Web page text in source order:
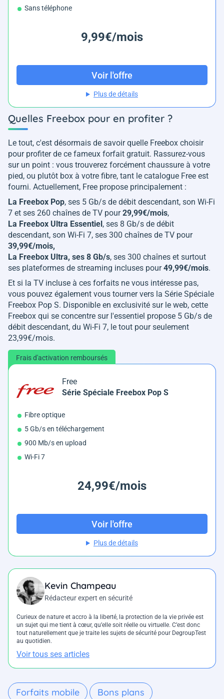
Sans téléphone
9,99€/mois
Voir l'offre
Plus de détails
Quelles Freebox pour en profiter ?
Le tout, c'est désormais de savoir quelle Freebox choisir
pour profiter de ce fameux forfait gratuit. Rassurez-vous
sur un point : vous trouverez forcément chaussure à votre
pied, ou plutôt box à votre fibre, tant le catalogue Free est
fourni. Actuellement, Free propose principalement :
La Freebox Pop, ses 5 Gb/s de débit descendant, son Wi-Fi
7 et ses 260 chaînes de TV pour29,99€/mois,
La Freebox Ultra Essentiel , ses 8 Gb/s de débit
descendant, son Wi-Fi 7, ses 300 chaînes de TV pour
39,99€/mois,
La Freebox Ultra, ses 8 Gb/s, ses 300 chaînes et surtout
ses plateformes de streaming incluses pour49,99€/mois.
Et si la TV incluse à ces forfaits ne vous intéresse pas,
vous pouvez également vous tourner vers la Série Spéciale
Freebox Pop S. Disponible en exclusivité sur le web, cette
Freebox qui se concentre sur l'essentiel propose 5 Gb/s de
débit descendant, du Wi-Fi 7, le tout pour seulement
23,99€/mois.
Frais d'activation remboursés
Free
Série Spéciale Freebox Pop S
Fibre optique
5 Gb/s en téléchargement
900 Mb/s en upload
Wi-Fi 7
24,99€/mois
Voir l'offre
Plus de détails
Kevin Champeau
Rédacteur expert en sécurité
Curieux de nature et accro à la liberté, la protection de la vie privée est
un sujet qui me tient à cœur, qu’elle soit réelle ou virtuelle. C’est donc
tout naturellement que je traite les sujets de sécurité pour DegroupTest
au quotidien.
Voir tous ses articles
Forfaits mobile Bons plans